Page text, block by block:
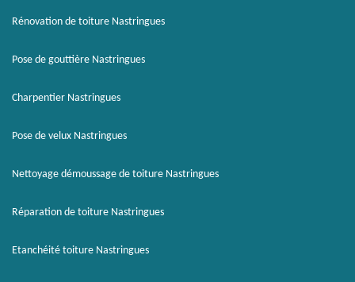
Rénovation de toiture Nastringues
Pose de gouttière Nastringues
Charpentier Nastringues
Pose de velux Nastringues
Nettoyage démoussage de toiture Nastringues
Réparation de toiture Nastringues
Etanchéité toiture Nastringues